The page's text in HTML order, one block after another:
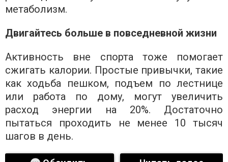
метаболизм.
Двигайтесь больше в повседневной жизни
Активность вне спорта тоже помогает
сжигать калории. Простые привычки, такие
как ходьба пешком, подъем по лестнице
или работа по дому, могут увеличить
расход энергии на 20%. Достаточно
пытаться проходить не менее 10 тысяч
шагов в день.